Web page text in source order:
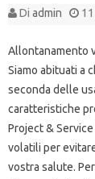
Di admin
Allontanamento
Siamo abituati a
seconda delle
caratteristiche
Project &
volatili per
vostra salute.